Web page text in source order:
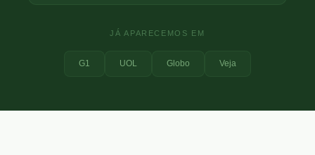
JÁ APARECEMOS EM
G1 UOL Globo Veja